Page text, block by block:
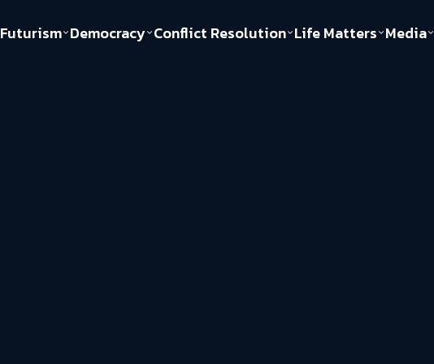
Futurism Democracy Conflict Resolution Life Matters Media